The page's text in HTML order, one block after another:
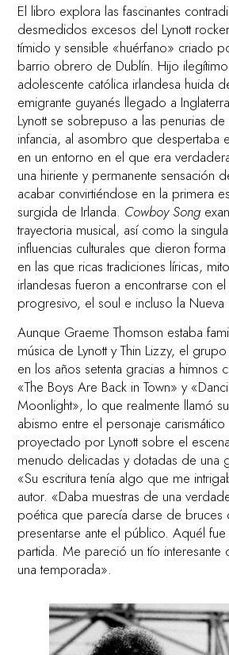
El libro explora las fascinantes
desmedidos excesos del Lynott
tímido y sensible «huérfano» criado
barrio obrero de Dublín. Hijo
adolescente católica irlandesa huida
emigrante guyanés llegado a
Lynott se sobrepuso a las penurias
infancia, al asombro que despertaba
en un entorno en el que era
una hiriente y permanente sensación
acabar convirtiéndose en la primera
surgida de Irlanda. Cowboy Song
trayectoria musical, así como la
influencias culturales que dieron
en las que ricas tradiciones líricas,
irlandesas fueron a encontrarse con
progresivo, el soul e incluso la Nueva
Aunque Graeme Thomson estaba
música de Lynott y Thin Lizzy, el
en los años setenta gracias a himnos
«The Boys Are Back in Town» y
Moonlight», lo que realmente llamó
abismo entre el personaje
proyectado por Lynott sobre el
menudo delicadas y dotadas de una
«Su escritura tenía algo que me
autor. «Daba muestras de una
poética que parecía darse de bruces
presentarse ante el público. Aquél
partida. Me pareció un tío interesante
una temporada».